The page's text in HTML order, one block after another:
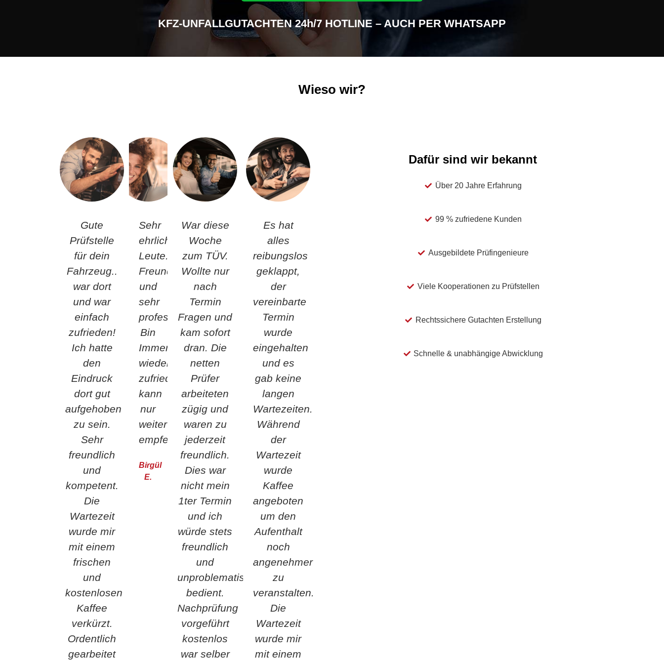
KFZ-UNFALLGUTACHTEN 24h/7 HOTLINE – AUCH PER WHATSAPP
Wieso wir?
Gute
Prüfstelle
für dein
Fahrzeug..
war dort
und war
einfach
zufrieden!
Ich hatte
den
Eindruck
dort gut
aufgehoben
zu sein.
Sehr
freundlich
und
kompetent.
Die
Wartezeit
wurde mir
mit einem
frischen
und
kostenlosen
Kaffee
verkürzt.
Ordentlich
gearbeitet
Sehr
ehrliche
Leute.
Freundlich
und
sehr
professionell.
Bin
Immer
wieder
zufrieden
kann
nur
weiter
empfehlen.
Birgül
E.
War diese
Woche
zum TÜV.
Wollte nur
nach
Termin
Fragen und
kam sofort
dran. Die
netten
Prüfer
arbeiteten
zügig und
waren zu
jederzeit
freundlich.
Dies war
nicht mein
1ter Termin
und ich
würde stets
freundlich
und
unproblematisch
bedient.
Nachprüfung
vorgeführt
kostenlos
war selber
Es hat
alles
reibungslos
geklappt,
der
vereinbarte
Termin
wurde
eingehalten
und es
gab keine
langen
Wartezeiten.
Während
der
Wartezeit
wurde
Kaffee
angeboten
um den
Aufenthalt
noch
angenehmer
zu
veranstalten.
Die
Wartezeit
wurde mir
mit einem
Dafür sind wir bekannt
Über 20 Jahre Erfahrung
99 % zufriedene Kunden
Ausgebildete Prüfingenieure
Viele Kooperationen zu Prüfstellen
Rechtssichere Gutachten Erstellung
Schnelle & unabhängige Abwicklung